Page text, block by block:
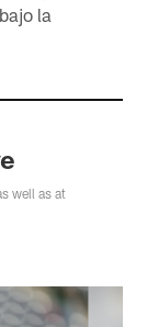
la
well as at